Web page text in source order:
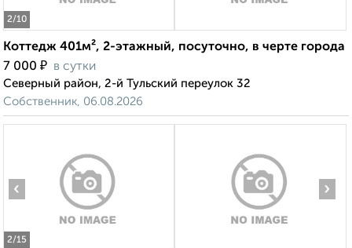
2/10
Коттедж 401м², 2-этажный, посуточно, в черте города
7 000 ₽ в сутки
Северный район, 2-й Тульский переулок 32
Собственник, 06.08.2026
2/15
‹ ›